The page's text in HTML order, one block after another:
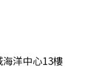
洋中心13樓